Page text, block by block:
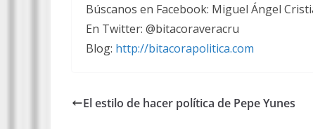
Búscanos en Facebook: Miguel Ángel
En Twitter: @bitacoraveracru
Blog: http://bitacorapolitica.com
El estilo de hacer política de Pepe Yunes